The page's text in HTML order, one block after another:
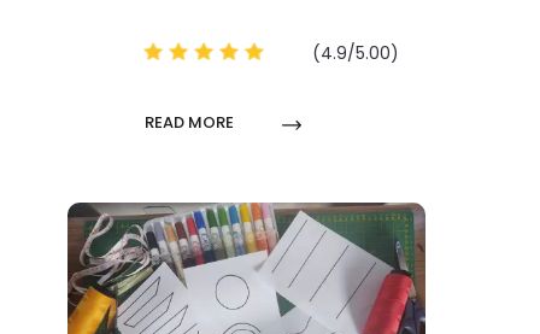
(4.9/5.00)
READ MORE